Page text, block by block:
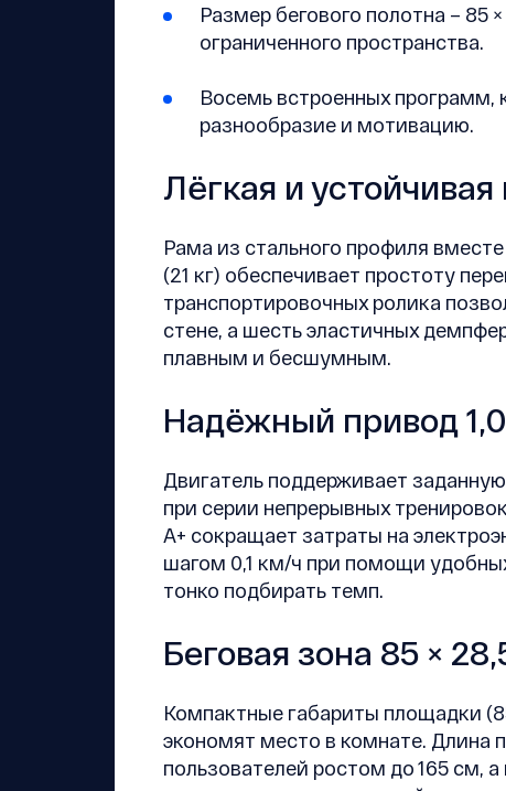
Размер бегового полотна – 85
ограниченного пространства.
Восемь встроенных программ,
разнообразие и мотивацию.
Лёгкая и
Рама из стального профиля
(21 кг) обеспечивает простоту
транспортировочных ролика
стене, а шесть эластичных
плавным и бесшумным.
Надёжный привод
Двигатель поддерживает
при серии непрерывных
A+ сокращает затраты на
шагом 0,1 км/ч при помощи
тонко подбирать темп.
Беговая зона 85 ×
Компактные габариты площадки
экономят место в комнате. Длина
пользователей ростом до 165 см,